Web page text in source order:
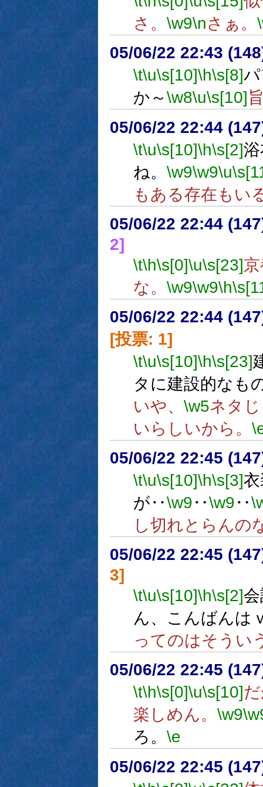
さ。 \w9\nさぁ。
05/06/22 22:43
\t\u\s[10]\h\s[8]
か～\w8\u\s[10]
05/06/22 22:44
\t\u\s[10]\h\s[2]
ね。 \w9\w9\u
もある存在も
05/06/22 22:44
2]
\t\h\s[0]\u\s[23]
な。 \w9\w9\h
05/06/22 22:44
[投票: 1]
\t\u\s[10]\h\s[23]
タに建設的なも
いや、 \w5ネタ
いらしいから。
05/06/22 22:45
\t\u\s[10]\h\s[3]
が‥\w9‥\w9‥
し切れとらんの
05/06/22 22:45
3]
\t\u\s[10]\h\s[2]
ん、こんばんは
ってのはそうい
05/06/22 22:45
\t\h\s[0]\u\s[10]
楽しめん。 \w9
ろ。 \e
05/06/22 22:45